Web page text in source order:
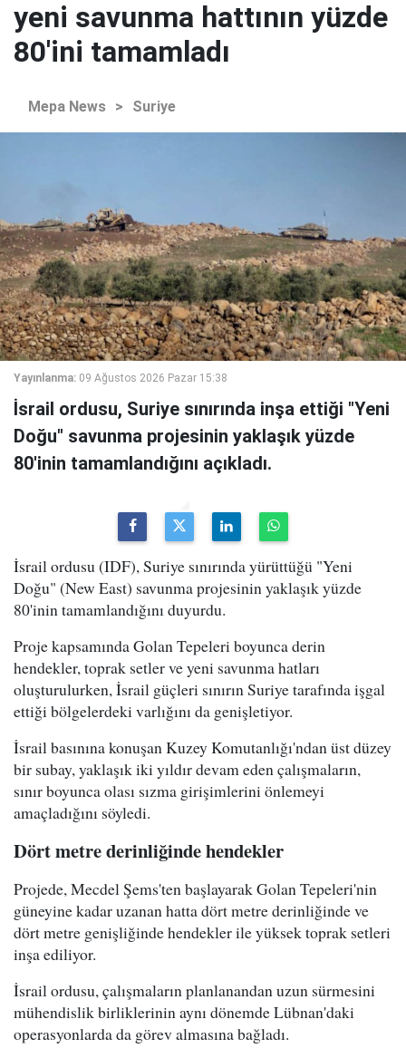
yeni savunma hattının yüzde
80'ini tamamladı
Mepa News > Suriye
Yayınlanma: 09 Ağustos 2026 Pazar 15:38
İsrail ordusu, Suriye sınırında inşa ettiği "Yeni
Doğu" savunma projesinin yaklaşık yüzde
80'inin tamamlandığını açıkladı.
İsrail ordusu (IDF), Suriye sınırında yürüttüğü "Yeni
Doğu" (New East) savunma projesinin yaklaşık yüzde
80'inin tamamlandığını duyurdu.
Proje kapsamında Golan Tepeleri boyunca derin
hendekler, toprak setler ve yeni savunma hatları
oluşturulurken, İsrail güçleri sınırın Suriye tarafında işgal
ettiği bölgelerdeki varlığını da genişletiyor.
İsrail basınına konuşan Kuzey Komutanlığı'ndan üst düzey
bir subay, yaklaşık iki yıldır devam eden çalışmaların,
sınır boyunca olası sızma girişimlerini önlemeyi
amaçladığını söyledi.
Dört metre derinliğinde hendekler
Projede, Mecdel Şems'ten başlayarak Golan Tepeleri'nin
güneyine kadar uzanan hatta dört metre derinliğinde ve
dört metre genişliğinde hendekler ile yüksek toprak setleri
inşa ediliyor.
İsrail ordusu, çalışmaların planlanandan uzun sürmesini
mühendislik birliklerinin aynı dönemde Lübnan'daki
operasyonlarda da görev almasına bağladı.